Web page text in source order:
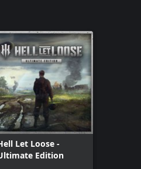
Let Loose -
Edition